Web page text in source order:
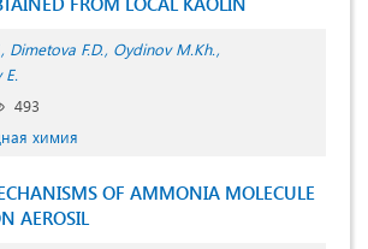
Dimetova F.D. Oydinov M.Kh.
493
химия
OF AMMONIA MOLECULE
AEROSIL